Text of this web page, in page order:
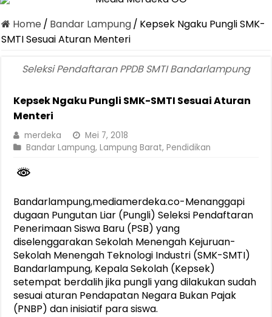
Dirut Jasa Raharja Dampingi Wamenhub Tinjau Penanganan
Pastikan Pelayanan Maksimal, Direksi Jasa Raharja Tinjau Korban
Jasa Raharja Jamin Seluruh Korban Kebakaran KM Mutiara
Gelar Audiensi, Jasa Raharja dan Kementerian PANRB Perkuat
Berkontribusi terhadap Keselamatan dan Mobilitas Masyarakat,
Pemprov Lampung Dukung Penuh Lampung Financial Festival,
Home / Bandar Lampung/ Kepsek Ngaku Pungli SMK-
SMTI Sesuai Aturan Menteri
Seleksi Pendaftaran PPDB SMTI Bandarlampung
Kepsek Ngaku Pungli SMK-SMTI Sesuai Aturan
Menteri
merdeka
Mei 7, 2018
Bandar Lampung,Lampung Barat,Pendidikan
Bandarlampung,mediamerdeka.co-Menanggapi
dugaan Pungutan Liar (Pungli) Seleksi Pendaftaran
Penerimaan Siswa Baru (PSB) yang
diselenggarakan Sekolah Menengah Kejuruan-
Sekolah Menengah Teknologi Industri (SMK-SMTI)
Bandarlampung, Kepala Sekolah (Kepsek)
setempat berdalih jika pungli yang dilakukan sudah
sesuai aturan Pendapatan Negara Bukan Pajak
(PNBP) dan inisiatif para siswa.